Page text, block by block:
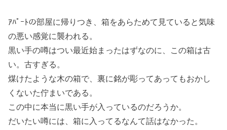
ｱﾊﾟｰﾄの部屋に帰りつき、箱をあらためて見ていると気味
の悪い感覚に襲われる。
黒い手の噂はつい最近始まったはずなのに、この箱は古
い。古すぎる。
煤けたような木の箱で、裏に銘が彫ってあってもおかし
くないた佇まいである。
この中に本当に黒い手が入っているのだろうか。
だいたい噂には、箱に入ってるなんて話はなかった。